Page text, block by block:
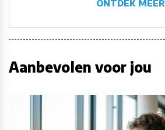
ONTDEK MEER
Aanbevolen voor jou